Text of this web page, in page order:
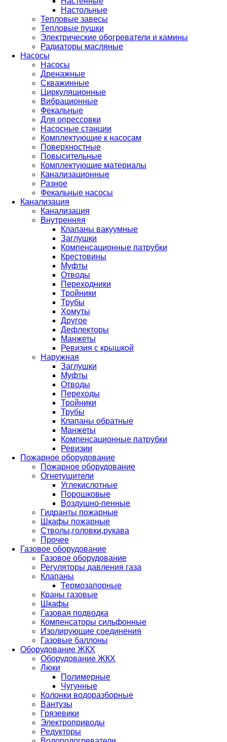
Настольные
Тепловые завесы
Тепловые пушки
Электрические обогреватели и камины
Радиаторы масляные
Насосы
Насосы
Дренажные
Скважинные
Циркуляционные
Вибрационные
Фекальные
Для опрессовки
Насосные станции
Комплектующие к насосам
Поверхностные
Повысительные
Комплектующие материалы
Канализационные
Разное
Фекальные насосы
Канализация
Канализация
Внутренняя
Клапаны вакуумные
Заглушки
Компенсационные патрубки
Крестовины
Муфты
Отводы
Переходники
Тройники
Трубы
Хомуты
Другое
Дефлекторы
Манжеты
Ревизия с крышкой
Наружная
Заглушки
Муфты
Отводы
Переходы
Тройники
Трубы
Клапаны обратные
Манжеты
Компенсационные патрубки
Ревизии
Пожарное оборудование
Пожарное оборудование
Огнетушители
Углекислотные
Порошковые
Воздушно-пенные
Гидранты пожарные
Шкафы пожарные
Стволы,головки,рукава
Прочее
Газовое оборудование
Газовое оборудование
Регуляторы давления газа
Клапаны
Термозапорные
Краны газовые
Шкафы
Газовая подводка
Компенсаторы сильфонные
Изолирующие соединения
Газовые баллоны
Оборудование ЖКХ
Оборудование ЖКХ
Люки
Полимерные
Чугунные
Колонки водоразборные
Вантузы
Грязевики
Электроприводы
Редукторы